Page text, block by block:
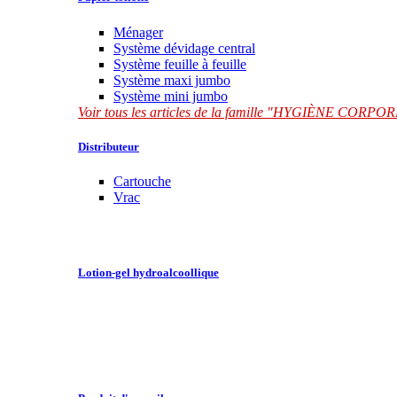
Ménager
Système dévidage central
Système feuille à feuille
Système maxi jumbo
Système mini jumbo
Voir tous les articles de la famille "HYGIÈNE
Distributeur
Cartouche
Vrac
Lotion-gel hydroalcoollique